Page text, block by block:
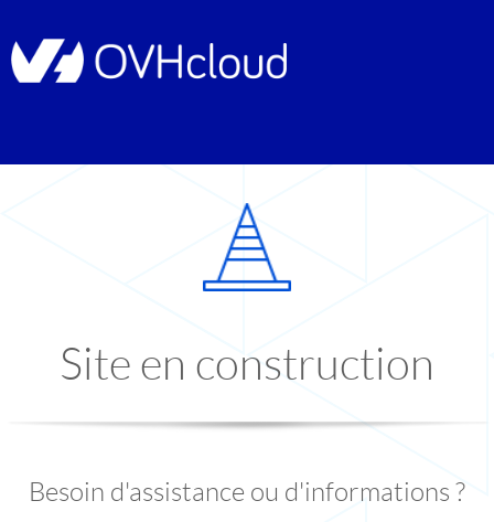
Site en construction
Besoin d'assistance ou d'informations ?